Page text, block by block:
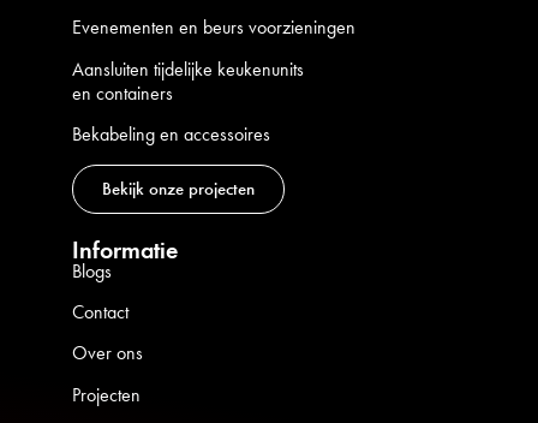
Evenementen en beurs voorzieningen
Aansluiten tijdelijke keukenunits
en containers
Bekabeling en accessoires
Bekijk onze projecten
Informatie
Blogs
Contact
Over ons
Projecten